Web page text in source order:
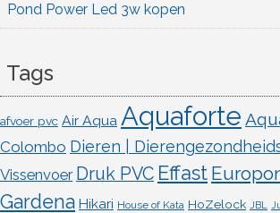
Pond Power Led 3w kopen
Tags
afvoer pvc Air Aqua Aquaforte
Colombo Dieren |
Vissenvoer Druk PVC Effast
Gardena Hikari House of Kata HoZelock JBL